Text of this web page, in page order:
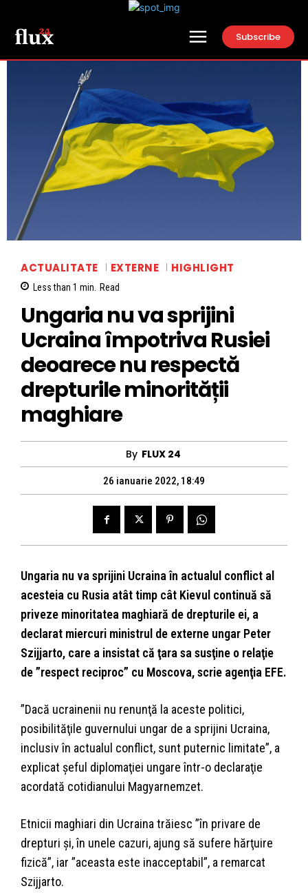
Subscribe
ACTUALITATE EXTERNE HIGHLIGHT
Less than 1 min. Read
Ungaria nu va sprijini
Ucraina împotriva Rusiei
deoarece nu respectă
drepturile minorității
maghiare
By FLUX 24
26 ianuarie 2022, 18:49
Ungaria nu va sprijini Ucraina în actualul conflict al
acesteia cu Rusia atât timp cât Kievul continuă să
priveze minoritatea maghiară de drepturile ei, a
declarat miercuri ministrul de externe ungar Peter
Szijjarto, care a insistat că ţara sa susţine o relaţie
de ”respect reciproc” cu Moscova, scrie agenţia EFE.
”Dacă ucrainenii nu renunţă la aceste politici,
posibilităţile guvernului ungar de a sprijini Ucraina,
inclusiv în actualul conflict, sunt puternic limitate”, a
explicat şeful diplomaţiei ungare într-o declaraţie
acordată cotidianului Magyarnemzet.
Etnicii maghiari din Ucraina trăiesc ”în privare de
drepturi şi, în unele cazuri, ajung să sufere hărţuire
fizică”, iar ”aceasta este inacceptabil”, a remarcat
Szijjarto.